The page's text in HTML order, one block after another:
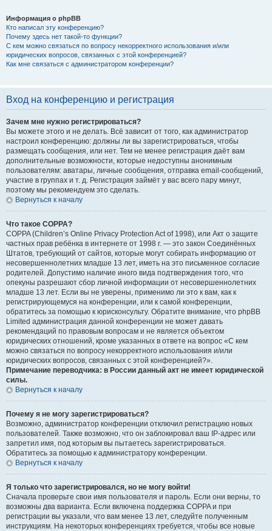
Информация о phpBB
Кто написал эту конференцию?
Почему здесь нет такой-то функции?
С кем можно связаться по вопросу некорректного использования и/или
юридических вопросов, связанных с этой конференцией?
Как мне связаться с администратором конференции?
Вход на конференцию и регистрация
Зачем мне нужно регистрироваться?
Вы можете этого и не делать. Всё зависит от того, как администратор
настроил конференцию: должны ли вы зарегистрироваться, чтобы
размещать сообщения, или нет. Тем не менее регистрация даёт вам
дополнительные возможности, которые недоступны анонимным
пользователям: аватары, личные сообщения, отправка email-сообщений,
участие в группах и т. д. Регистрация займёт у вас всего пару минут,
поэтому мы рекомендуем это сделать.
Вернуться к началу
Что такое COPPA?
COPPA (Children’s Online Privacy Protection Act of 1998), или Акт о защите
частных прав ребёнка в интернете от 1998 г. — это закон Соединённых
Штатов, требующий от сайтов, которые могут собирать информацию от
несовершеннолетних младше 13 лет, иметь на это письменное согласие
родителей. Допустимо наличие иного вида подтверждения того, что
опекуны разрешают сбор личной информации от несовершеннолетних
младше 13 лет. Если вы не уверены, применимо ли это к вам, как к
регистрирующемуся на конференции, или к самой конференции,
обратитесь за помощью к юрисконсульту. Обратите внимание, что phpBB
Limited администрация данной конференции не может давать
рекомендаций по правовым вопросам и не является объектом
юридических отношений, кроме указанных в ответе на вопрос «С кем
можно связаться по вопросу некорректного использования и/или
юридических вопросов, связанных с этой конференцией?».
Примечание переводчика: в России данный акт не имеет юридической
силы.
Вернуться к началу
Почему я не могу зарегистрироваться?
Возможно, администратор конференции отключил регистрацию новых
пользователей. Также возможно, что он заблокировал ваш IP-адрес или
запретил имя, под которым вы пытаетесь зарегистрироваться.
Обратитесь за помощью к администратору конференции.
Вернуться к началу
Я только что зарегистрировался, но не могу войти!
Сначала проверьте свои имя пользователя и пароль. Если они верны, то
возможны два варианта. Если включена поддержка COPPA и при
регистрации вы указали, что вам менее 13 лет, следуйте полученным
инструкциям. На некоторых конференциях требуется, чтобы все новые